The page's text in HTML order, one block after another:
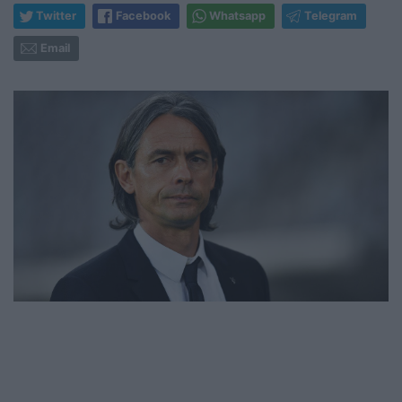
Twitter Facebook Whatsapp Telegram
Email